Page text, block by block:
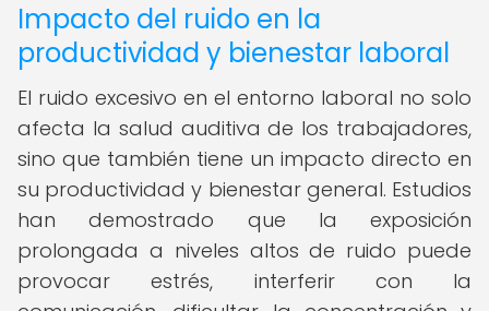
Impacto del ruido en la
productividad y bienestar laboral
El ruido excesivo en el entorno laboral no solo
afecta la salud auditiva de los trabajadores,
sino que también tiene un impacto directo en
su productividad y bienestar general. Estudios
han demostrado que la exposición
prolongada a niveles altos de ruido puede
provocar estrés, interferir con la